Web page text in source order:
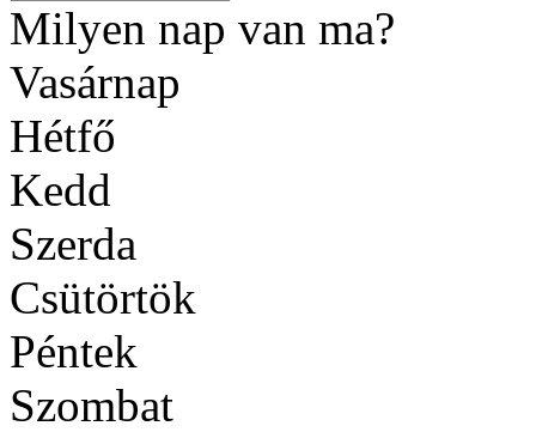
Milyen nap van ma?
Vasárnap
Hétfő
Kedd
Szerda
Csütörtök
Péntek
Szombat